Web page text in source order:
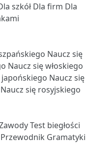
szkół Dla firm Dla
Naucz się
Naucz się włoskiego
japońskiego Naucz się
Naucz się rosyjskiego
Test biegłości
Przewodnik Gramatyki